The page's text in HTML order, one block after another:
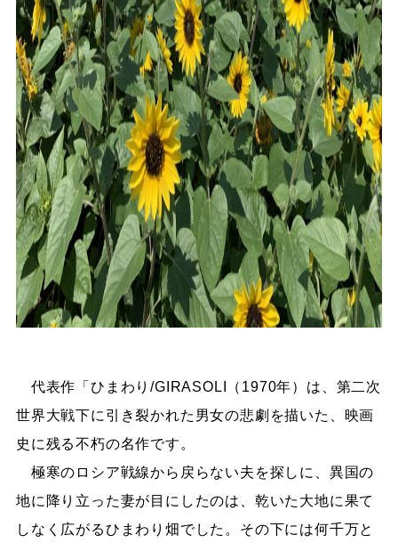
代表作「ひまわり/GIRASOLI（1970年）は、第二次
世界大戦下に引き裂かれた男女の悲劇を描いた、映画
史に残る不朽の名作です。
極寒のロシア戦線から戻らない夫を探しに、異国の
地に降り立った妻が目にしたのは、乾いた大地に果て
しなく広がるひまわり畑でした。その下には何千万と